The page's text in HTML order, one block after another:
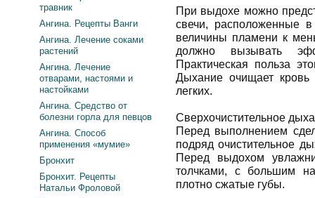
При выдохе можно
свечи, расположенные
величины пламени к
должно вызывать
Практическая польза
Дыхание очищает кровь
легких.
Сверхочистительное
Перед выполнением
подряд очистительное
Перед выдохом
толчками, с большим
плотно сжатые губы.
травник
Ангина. Рецепты Ванги
Ангина. Лечение соками
растений
Ангина. Лечение
отварами, настоями и
настойками
Ангина. Средство от
болезни горла для певцов
Ангина. Способ
применения «мумие»
Бронхит
Бронхит. Рецепты
Натальи Фроловой